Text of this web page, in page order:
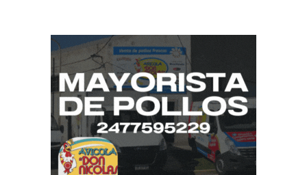
ENTRENO
ASESORAMIENTO
PROFESIONAL